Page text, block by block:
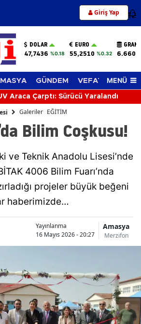
Giriş Yap 12
DOLAR
47,7436 %0.18
EURO
55,2510 %0.32
GÜNDEM VEFAT EDENLER
MENÜ
Teslim Oldu
Galeriler EĞİTİM
Bilim Coşkusu!
ve Teknik Anadolu Lisesi’nde
4006 Bilim Fuarı’nda
projeler büyük beğeni
haberimizde…
Yayınlanma
16 Mayıs 2026 - 20:27
Amasya
Merzifon